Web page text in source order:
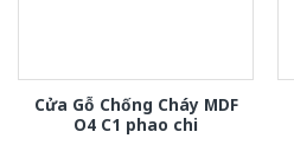
Cửa Gỗ Chống Cháy MDF
O4 C1 phao chi